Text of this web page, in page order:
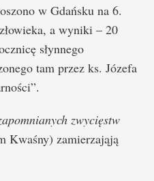
w Gdańsku na 6.
a wyniki – 20
słynnego
tam przez ks. Józefa
zwycięstw
Kwaśny) zamierzająją